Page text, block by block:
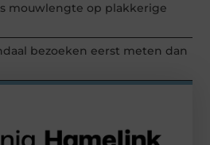
mouwlengte op plakkerige
bezoeken eerst meten dan